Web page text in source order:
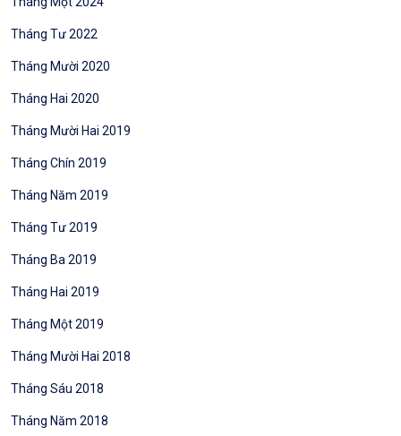
Tháng Tư 2022
Tháng Mười 2020
Tháng Hai 2020
Tháng Mười Hai 2019
Tháng Chín 2019
Tháng Năm 2019
Tháng Tư 2019
Tháng Ba 2019
Tháng Hai 2019
Tháng Một 2019
Tháng Mười Hai 2018
Tháng Sáu 2018
Tháng Năm 2018